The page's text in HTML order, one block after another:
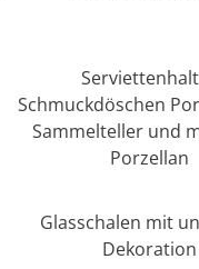
Schmuckdöschen
Sammelteller und
Porzellan
Glasschalen mit
Dekoration